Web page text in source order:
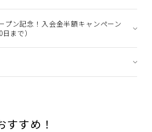
プン記念！入会金半額キャンペーン
まで）
すすめ！